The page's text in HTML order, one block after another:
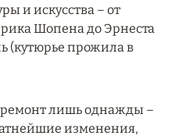
и искусства – от
Шопена до Эрнеста
(кутюрье прожила в
ремонт лишь однажды –
изменения,